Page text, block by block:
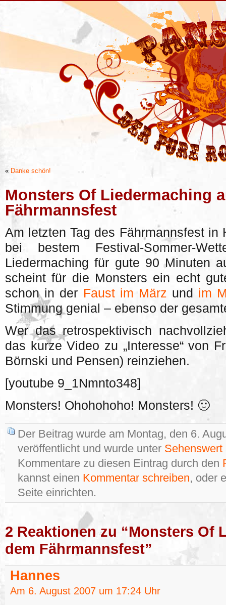
« Danke schön!
Monsters Of Liedermaching
Fährmannsfest
Am letzten Tag des Fährmannsfest in
bei bestem Festival-Sommer-
Liedermaching für gute 90 Minuten
scheint für die Monsters ein echt
schon in der Faust im März und im
Stimmung genial – ebenso der
Wer das retrospektivisch
das kurze Video zu „Interesse“ von
Börnski und Pensen) reinziehen.
[youtube 9_1Nmnto348]
Monsters! Ohohohoho! Monsters! 🙂
Der Beitrag wurde am Montag, den 6.
veröffentlicht und wurde unter Sehenswert
Kommentare zu diesen Eintrag durch den
kannst einen Kommentar schreiben, oder
Seite einrichten.
2 Reaktionen zu “Monsters Of
dem Fährmannsfest”
Hannes
Am 6. August 2007 um 17:24 Uhr